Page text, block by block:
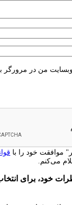
وبسایت من در مرورگر
موافقت خود را با
می‌کنم.
خود، برای